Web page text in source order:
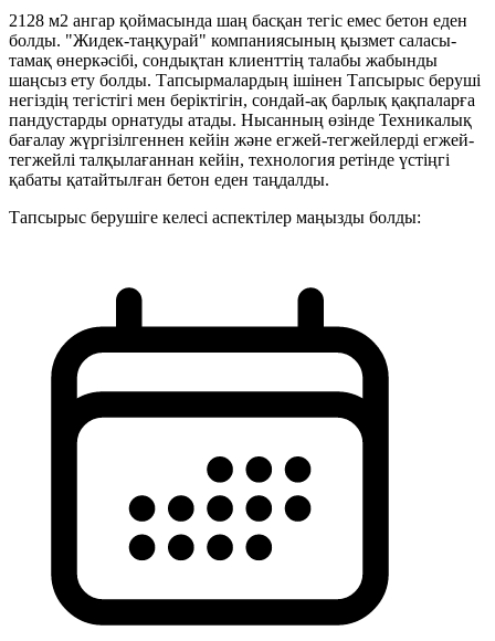
2128 м2 ангар қоймасында шаң басқан тегіс емес бетон еден
болды. "Жидек-таңқурай" компаниясының қызмет саласы-
тамақ өнеркәсібі, сондықтан клиенттің талабы жабынды
шаңсыз ету болды. Тапсырмалардың ішінен Тапсырыс беруші
негіздің тегістігі мен беріктігін, сондай-ақ барлық қақпаларға
пандустарды орнатуды атады. Нысанның өзінде Техникалық
бағалау жүргізілгеннен кейін және егжей-тегжейлерді егжей-
тегжейлі талқылағаннан кейін, технология ретінде үстіңгі
қабаты қатайтылған бетон еден таңдалды.
Тапсырыс берушіге келесі аспектілер маңызды болды: